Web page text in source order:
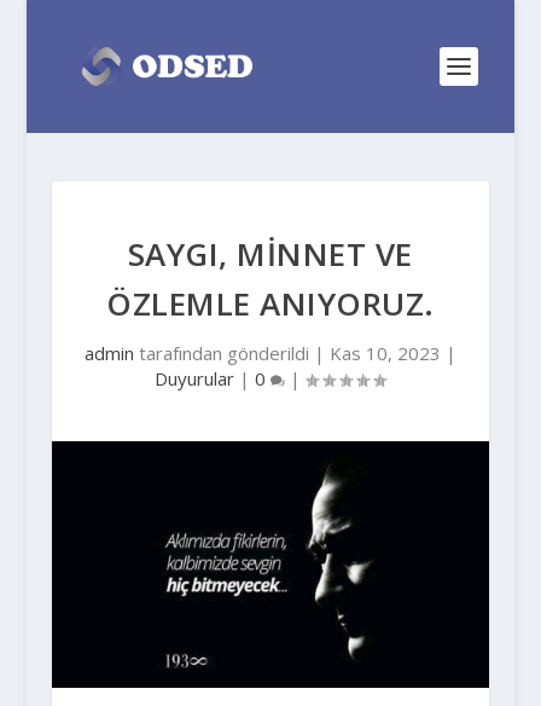
SAYGI, MİNNET VE
ÖZLEMLE ANIYORUZ.
admin tarafından gönderildi | Kas 10, 2023 |
Duyurular |0 |